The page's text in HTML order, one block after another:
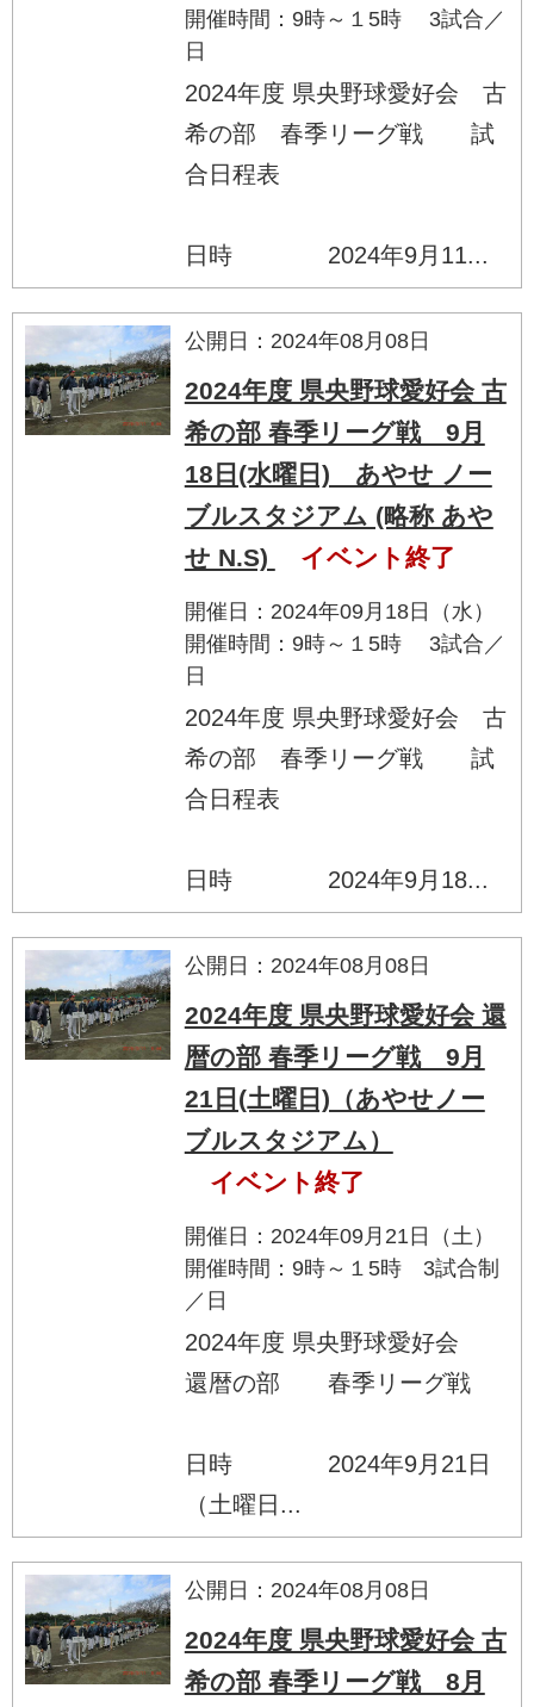
開催時間：9時～１5時 3試合／
日
2024年度 県央野球愛好会 古
希の部 春季リーグ戦 試
合日程表
日時 2024年9月11...
公開日：2024年08月08日
2024年度 県央野球愛好会 古
希の部 春季リーグ戦 9月
18日(水曜日) あやせ ノー
ブルスタジアム (略称 あや
せ N.S)
イベント終了
開催日：2024年09月18日（水）
開催時間：9時～１5時 3試合／
日
2024年度 県央野球愛好会 古
希の部 春季リーグ戦 試
合日程表
日時 2024年9月18...
公開日：2024年08月08日
2024年度 県央野球愛好会 還
暦の部 春季リーグ戦 9月
21日(土曜日)（あやせノー
ブルスタジアム）
イベント終了
開催日：2024年09月21日（土）
開催時間：9時～１5時 3試合制
／日
2024年度 県央野球愛好会
還暦の部 春季リーグ戦
日時 2024年9月21日
（土曜日...
公開日：2024年08月08日
2024年度 県央野球愛好会 古
希の部 春季リーグ戦 8月